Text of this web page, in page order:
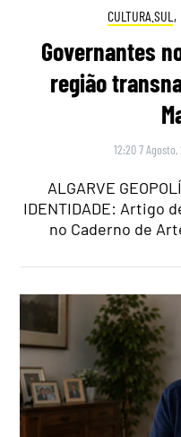
CULTURA.SUL ,
Governantes
região
12:20 7 Agosto,
ALGARVE
IDENTIDADE: Artigo
no Caderno de